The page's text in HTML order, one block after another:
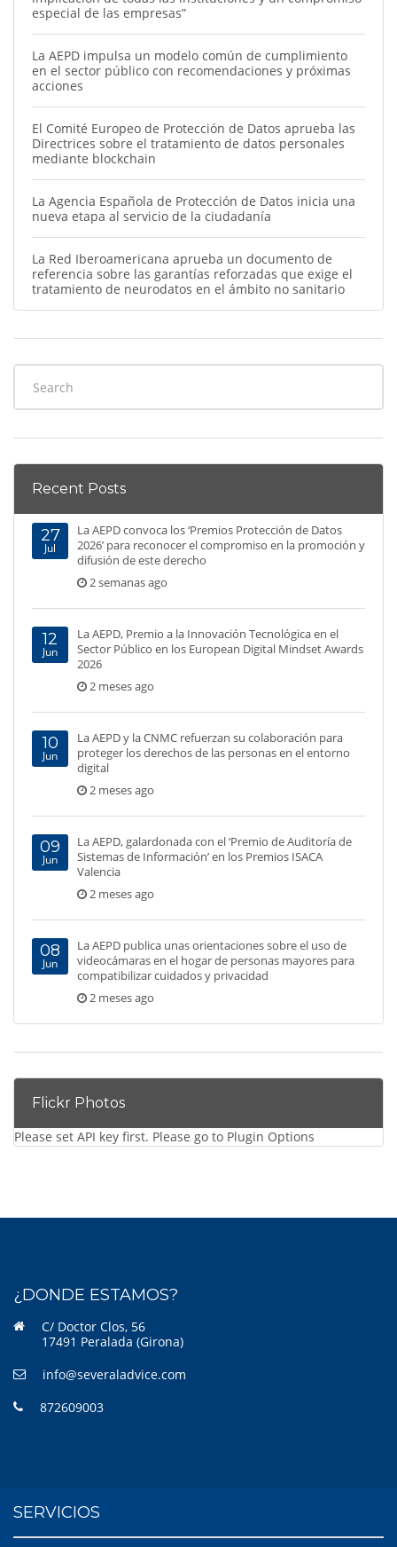
especial de las empresas”
La AEPD impulsa un modelo común de cumplimiento
en el sector público con recomendaciones y próximas
acciones
El Comité Europeo de Protección de Datos aprueba las
Directrices sobre el tratamiento de datos personales
mediante blockchain
La Agencia Española de Protección de Datos inicia una
nueva etapa al servicio de la ciudadanía
La Red Iberoamericana aprueba un documento de
referencia sobre las garantías reforzadas que exige el
tratamiento de neurodatos en el ámbito no sanitario
Recent Posts
27
Jul
La AEPD convoca los ‘Premios Protección de Datos
2026’ para reconocer el compromiso en la promoción y
difusión de este derecho
2 semanas ago
12
Jun
La AEPD, Premio a la Innovación Tecnológica en el
Sector Público en los European Digital Mindset Awards
2026
2 meses ago
10
Jun
La AEPD y la CNMC refuerzan su colaboración para
proteger los derechos de las personas en el entorno
digital
2 meses ago
09
Jun
La AEPD, galardonada con el ‘Premio de Auditoría de
Sistemas de Información’ en los Premios ISACA
Valencia
2 meses ago
08
Jun
La AEPD publica unas orientaciones sobre el uso de
videocámaras en el hogar de personas mayores para
compatibilizar cuidados y privacidad
2 meses ago
Flickr Photos
Please set API key first. Please go to Plugin Options
¿DONDE ESTAMOS?
C/ Doctor Clos, 56
17491 Peralada (Girona)
info@severaladvice.com
872609003
SERVICIOS